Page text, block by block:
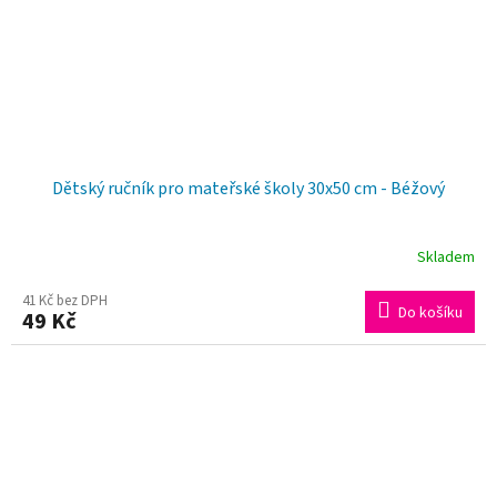
Dětský ručník pro mateřské školy 30x50 cm - Béžový
Skladem
41 Kč bez DPH
49 Kč Do košíku